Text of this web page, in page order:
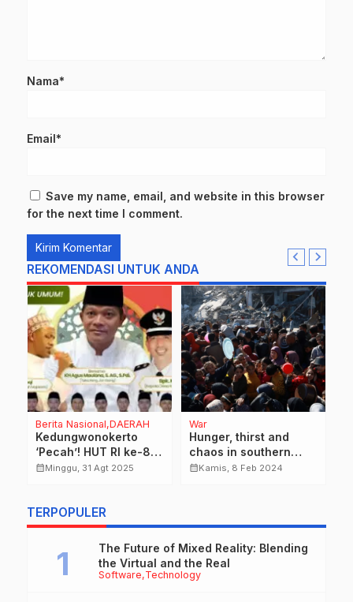
Nama*
Email*
Save my name, email, and website in this browser
for the next time I comment.
REKOMENDASI UNTUK ANDA
Berita Nasional,DAERAH
Kedungwonokerto
‘Pecah’! HUT RI ke-80
Dirayakan Penuh Dua
Gema Sholawat di
Malam Hari,
Forkopimda Turun
‘Gunung’!
calendar_monthMinggu, 31 Agt 2025
War
Hunger, thirst and
chaos in southern
Gaza as hostilities
calendar_monthKamis, 8 Feb 2024
TERPOPULER
Software Technology
The Future of Mixed Reality: Blending
the Virtual and the Real